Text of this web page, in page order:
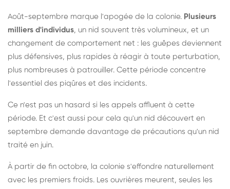
Août-septembre marque l'apogée de la colonie. Plusieurs
milliers d'individus, un nid souvent très volumineux, et un
changement de comportement net : les guêpes deviennent
plus défensives, plus rapides à réagir à toute perturbation,
plus nombreuses à patrouiller. Cette période concentre
l'essentiel des piqûres et des incidents.
Ce n'est pas un hasard si les appels affluent à cette
période. Et c'est aussi pour cela qu'un nid découvert en
septembre demande davantage de précautions qu'un nid
traité en juin.
À partir de fin octobre, la colonie s'effondre naturellement
avec les premiers froids. Les ouvrières meurent, seules les